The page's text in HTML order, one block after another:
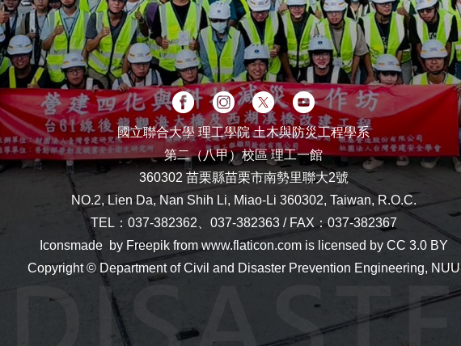
國立聯合大學 理工學院 土木與防災工程學系
第二（八甲）校區 理工一館
360302 苗栗縣苗栗市南勢里聯大2號
NO.2, Lien Da, Nan Shih Li, Miao-Li 360302, Taiwan, R.O.C.
TEL： 037-382362、037-382363 / FAX：037-382367
Iconsmade by Freepik from www.flaticon.com is licensed by CC 3.0 BY
Copyright © Department of Civil and Disaster Prevention Engineering, NUU